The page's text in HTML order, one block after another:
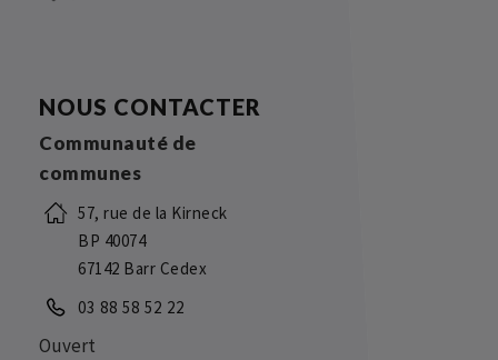
NOUS CONTACTER
Communauté de
communes
57, rue de la Kirneck
BP 40074
67142 Barr Cedex
03 88 58 52 22
Ouvert